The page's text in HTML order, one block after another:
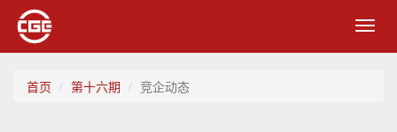
首页 第十六期 竞企动态